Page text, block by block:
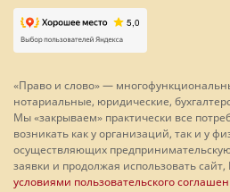
«Право и слово» —
нотариальные, юридические,
Мы «закрываем» практически все
возникать как у организаций, так и у
осуществляющих
заявки и продолжая использовать
условиями пользовательского